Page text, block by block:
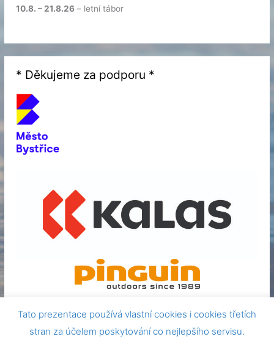
10.8. – 21.8.26 – letní tábor
* Děkujeme za podporu *
Tato prezentace používá vlastní cookies i cookies třetích
stran za účelem poskytování co nejlepšího servisu.